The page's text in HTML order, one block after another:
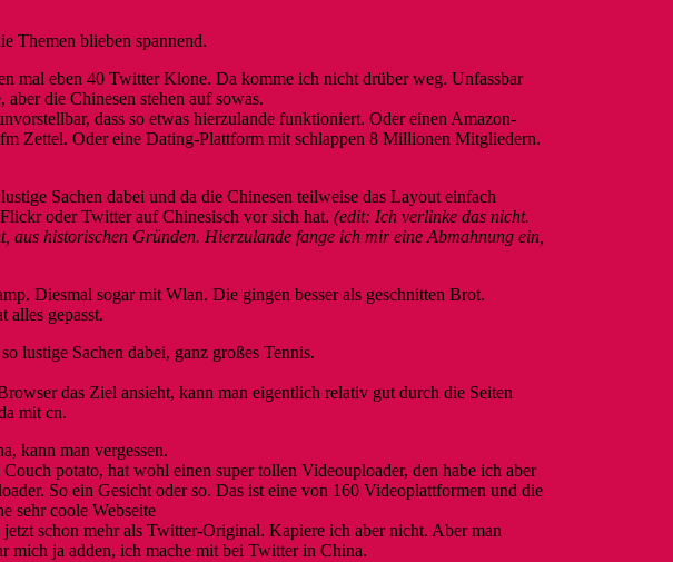
Themen blieben spannend.
mal eben 40 Twitter Klone. Da komme ich nicht drüber weg. Unfassbar
die Chinesen stehen auf sowas.
dass so etwas hierzulande funktioniert. Oder einen Amazon-
Zettel. Oder eine Dating-Plattform mit schlappen 8 Millionen Mitgliedern.
Sachen dabei und da die Chinesen teilweise das Layout einfach
oder Twitter auf Chinesisch vor sich hat. (edit: Ich verlinke das nicht.
historischen Gründen. Hierzulande fange ich mir eine Abmahnung ein,
Diesmal sogar mit Wlan. Die gingen besser als geschnitten Brot.
alles gepasst.
lustige Sachen dabei, ganz großes Tennis.
das Ziel ansieht, kann man eigentlich relativ gut durch die Seiten
mit cn.
kann man vergessen.
potato, hat wohl einen super tollen Videouploader, den habe ich aber
So ein Gesicht oder so. Das ist eine von 160 Videoplattformen und die
sehr coole Webseite
schon mehr als Twitter-Original. Kapiere ich aber nicht. Aber man
mich ja adden, ich mache mit bei Twitter in China.